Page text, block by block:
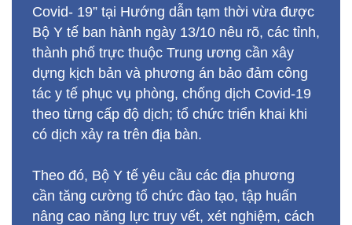
Covid- 19” tại Hướng dẫn tạm thời vừa được
Bộ Y tế ban hành ngày 13/10 nêu rõ, các tỉnh,
thành phố trực thuộc Trung ương cần xây
dựng kịch bản và phương án bảo đảm công
tác y tế phục vụ phòng, chống dịch Covid-19
theo từng cấp độ dịch; tổ chức triển khai khi
có dịch xảy ra trên địa bàn.
Theo đó, Bộ Y tế yêu cầu các địa phương
cần tăng cường tổ chức đào tạo, tập huấn
nâng cao năng lực truy vết, xét nghiệm, cách